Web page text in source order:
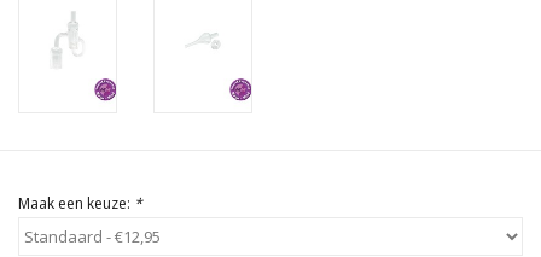
Maak een keuze: *